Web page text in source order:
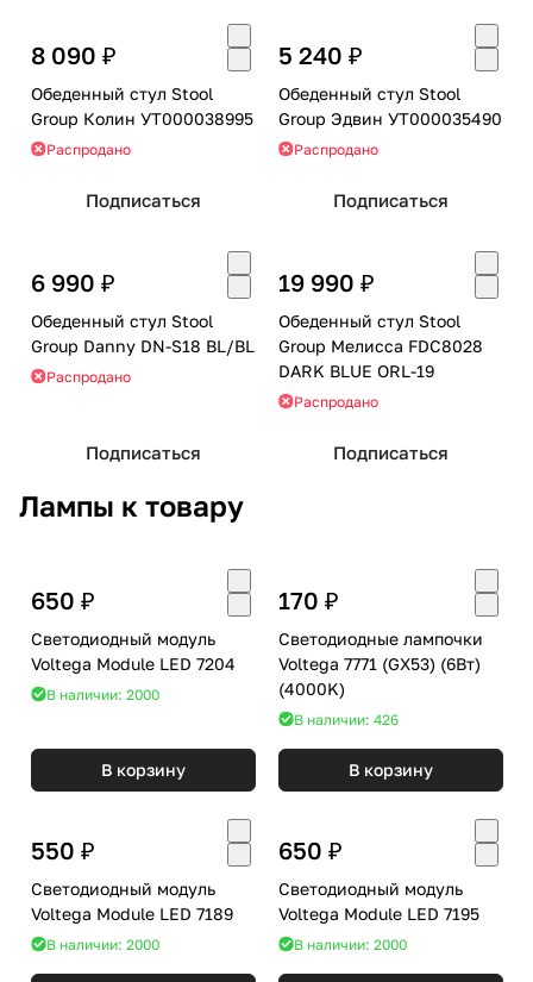
8 090 ₽
Обеденный стул Stool
Group Колин УТ000038995
Распродано
Подписаться
5 240 ₽
Обеденный стул Stool
Group Эдвин УТ000035490
Распродано
Подписаться
6 990 ₽
Обеденный стул Stool
Group Danny DN-S18 BL/BL
Распродано
Подписаться
19 990 ₽
Обеденный стул Stool
Group Мелисса FDC8028
DARK BLUE ORL-19
Распродано
Подписаться
Лампы к товару
650 ₽
Светодиодный модуль
Voltega Module LED 7204
В наличии: 2000
В корзину
170 ₽
Светодиодные лампочки
Voltega 7771 (GX53) (6Вт)
(4000K)
В наличии: 426
В корзину
550 ₽
Светодиодный модуль
Voltega Module LED 7189
В наличии: 2000
650 ₽
Светодиодный модуль
Voltega Module LED 7195
В наличии: 2000